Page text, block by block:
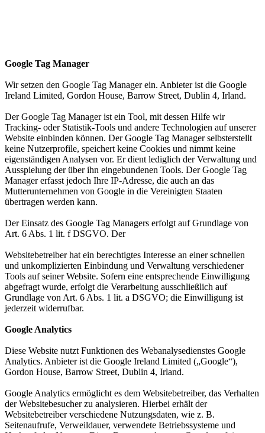
Google Tag Manager
Wir setzen den Google Tag Manager ein. Anbieter ist die Google
Ireland Limited, Gordon House, Barrow Street, Dublin 4, Irland.
Der Google Tag Manager ist ein Tool, mit dessen Hilfe wir
Tracking- oder Statistik-Tools und andere Technologien auf unserer
Website einbinden können. Der Google Tag Manager selbsterstellt
keine Nutzerprofile, speichert keine Cookies und nimmt keine
eigenständigen Analysen vor. Er dient lediglich der Verwaltung und
Ausspielung der über ihn eingebundenen Tools. Der Google Tag
Manager erfasst jedoch Ihre IP-Adresse, die auch an das
Mutterunternehmen von Google in die Vereinigten Staaten
übertragen werden kann.
Der Einsatz des Google Tag Managers erfolgt auf Grundlage von
Art. 6 Abs. 1 lit. f DSGVO. Der
Websitebetreiber hat ein berechtigtes Interesse an einer schnellen
und unkomplizierten Einbindung und Verwaltung verschiedener
Tools auf seiner Website. Sofern eine entsprechende Einwilligung
abgefragt wurde, erfolgt die Verarbeitung ausschließlich auf
Grundlage von Art. 6 Abs. 1 lit. a DSGVO; die Einwilligung ist
jederzeit widerrufbar.
Google Analytics
Diese Website nutzt Funktionen des Webanalysedienstes Google
Analytics. Anbieter ist die Google Ireland Limited („Google“),
Gordon House, Barrow Street, Dublin 4, Irland.
Google Analytics ermöglicht es dem Websitebetreiber, das Verhalten
der Websitebesucher zu analysieren. Hierbei erhält der
Websitebetreiber verschiedene Nutzungsdaten, wie z. B.
Seitenaufrufe, Verweildauer, verwendete Betriebssysteme und